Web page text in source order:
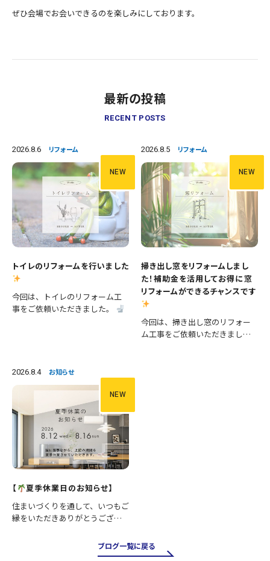
ぜひ会場でお会いできるのを楽しみにしております。
最新の投稿
RECENT POSTS
2026.8.6 リフォーム
NEW
トイレのリフォームを行いました
今回は、トイレのリフォーム工
事をご依頼いただきました。
わせて壁と床も張り…
2026.8.5 リフォーム
NEW
掃き出し窓をリフォームしまし
た！補助金を活用してお得に窓
リフォームができるチャンスです
今回は、掃き出し窓のリフォー
ム工事をご依頼いただきまし
2026.8.4 お知らせ
NEW
【
夏季休業日のお知らせ】
住まいづくりを通して、いつもご
縁をいただきありがとうござい
期間を夏季休業とさせていただ
きます。 ■休業期間 8月12日
ブログ一覧に戻る